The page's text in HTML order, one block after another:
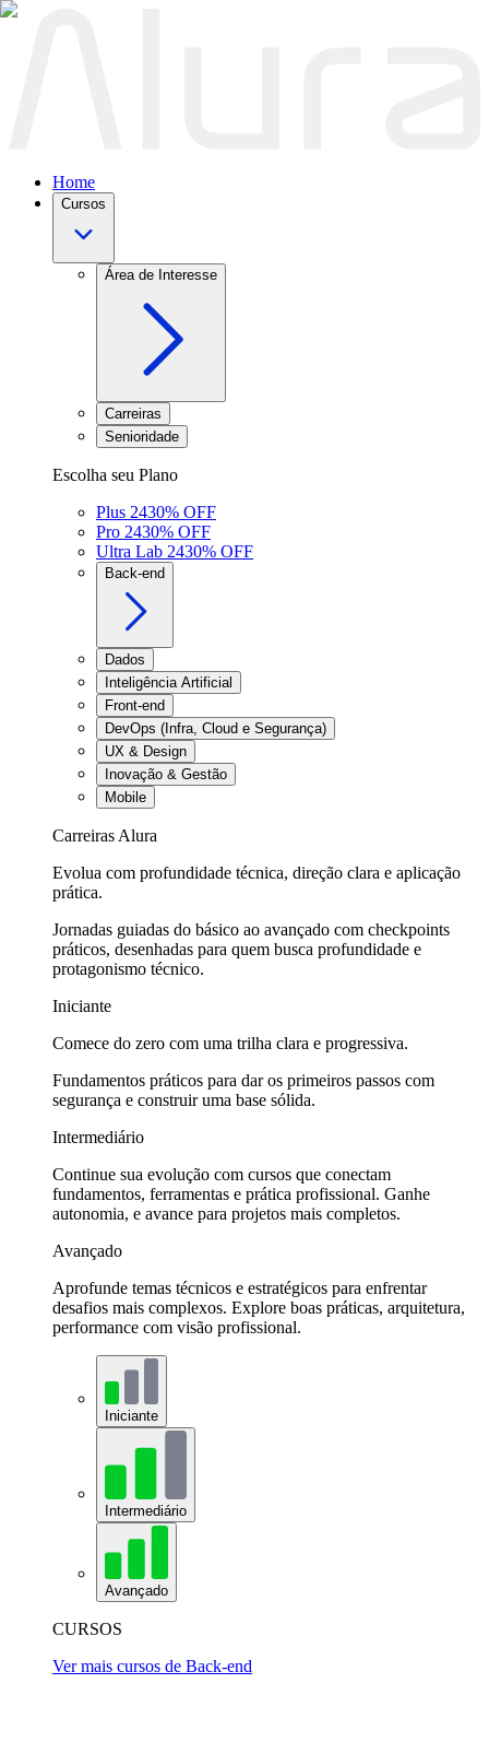
Home
Cursos
Área de Interesse
Carreiras
Senioridade
Escolha seu Plano
Plus 2430% OFF
Pro 2430% OFF
Ultra Lab 2430% OFF
Back-end
Dados
Inteligência Artificial
Front-end
DevOps (Infra, Cloud e Segurança)
UX & Design
Inovação & Gestão
Mobile
Carreiras Alura
Evolua com profundidade técnica, direção clara e aplicação
prática.
Jornadas guiadas do básico ao avançado com checkpoints
práticos, desenhadas para quem busca profundidade e
protagonismo técnico.
Iniciante
Comece do zero com uma trilha clara e progressiva.
Fundamentos práticos para dar os primeiros passos com
segurança e construir uma base sólida.
Intermediário
Continue sua evolução com cursos que conectam
fundamentos, ferramentas e prática profissional. Ganhe
autonomia, e avance para projetos mais completos.
Avançado
Aprofunde temas técnicos e estratégicos para enfrentar
desafios mais complexos. Explore boas práticas, arquitetura,
performance com visão profissional.
Iniciante
Intermediário
Avançado
CURSOS
Ver mais cursos de Back-end